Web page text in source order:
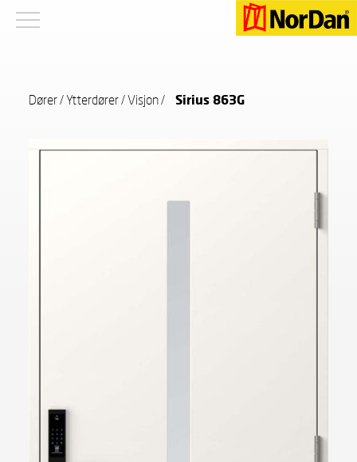
Dører/Ytterdører/Visjon/ Sirius 863G